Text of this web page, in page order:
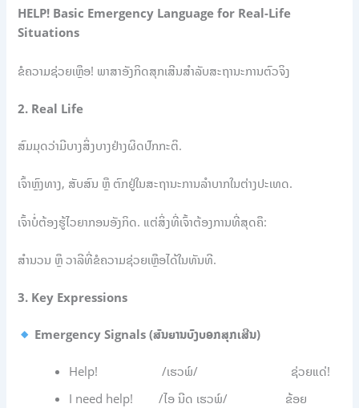
HELP! Basic Emergency Language for Real-Life
Situations
ຂໍຄວາມຊ່ວຍເຫຼືອ! ພາສາອັງກິດສຸກເສີນສຳລັບສະຖານະການຕົວຈິງ
2. Real Life
ສົມມຸດວ່າມີບາງສິ່ງບາງຢ່າງຜິດປົກກະຕິ.
ເຈົ້າຫຼົງທາງ, ສັບສົນ ຫຼື ຕົກຢູ່ໃນສະຖານະການລຳບາກໃນຕ່າງປະເທດ.
ເຈົ້າບໍ່ຕ້ອງຮູ້ໄວຍາກອນອັງກິດ. ແຕ່ສິ່ງທີ່ເຈົ້າຕ້ອງການທີ່ສຸດຄື:
ສຳນວນ ຫຼື ວາລີທີ່ຂໍຄວາມຊ່ວຍເຫຼືອໄດ້ໃນທັນທີ.
3. Key Expressions
Emergency Signals (ສັນຍານບົງບອກສຸກເສີນ)
Help! /ເຮວພ໌/ ຊ່ວຍແດ່!
I need help! /ໄອ ນີດ ເຮວພ໌/ ຂ້ອຍ